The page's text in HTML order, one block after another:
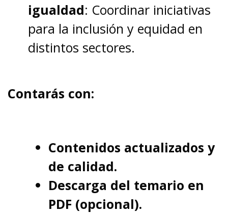
igualdad: Coordinar iniciativas
para la inclusión y equidad en
distintos sectores.
Contarás con:
Contenidos actualizados y
de calidad.
Descarga del temario en
PDF (opcional).